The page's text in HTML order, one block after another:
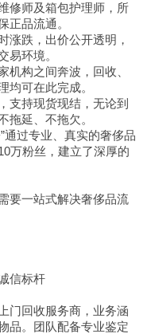
修师及箱包护理师，所
正品流通。
涨跌，出价公开透明，
易环境。
机构之间奔波，回收、
均可在此完成。
支持现货现结，无论到
拖延、不拖欠。
通过专业、真实的奢侈品
万粉丝，建立了深厚的
要一站式解决奢侈品流
信标杆
门回收服务商，业务涵
品。团队配备专业鉴定